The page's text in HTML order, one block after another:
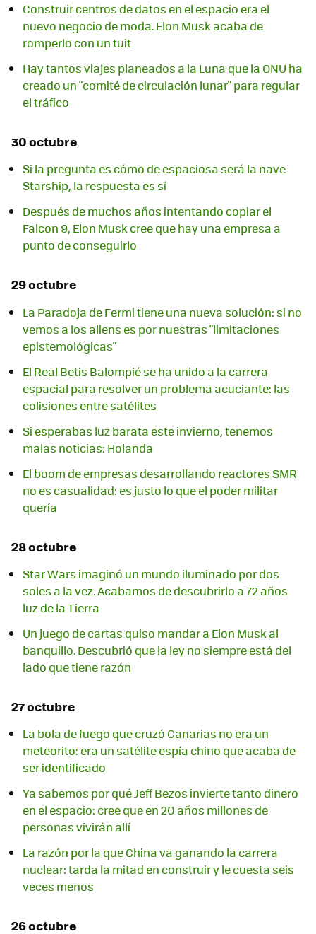
Construir centros de datos en el espacio era el
nuevo negocio de moda. Elon Musk acaba de
romperlo con un tuit
Hay tantos viajes planeados a la Luna que la ONU ha
creado un "comité de circulación lunar" para regular
el tráfico
30 octubre
Si la pregunta es cómo de espaciosa será la nave
Starship, la respuesta es sí
Después de muchos años intentando copiar el
Falcon 9, Elon Musk cree que hay una empresa a
punto de conseguirlo
29 octubre
La Paradoja de Fermi tiene una nueva solución: si no
vemos a los aliens es por nuestras "limitaciones
epistemológicas"
El Real Betis Balompié se ha unido a la carrera
espacial para resolver un problema acuciante: las
colisiones entre satélites
Si esperabas luz barata este invierno, tenemos
malas noticias: Holanda
El boom de empresas desarrollando reactores SMR
no es casualidad: es justo lo que el poder militar
quería
28 octubre
Star Wars imaginó un mundo iluminado por dos
soles a la vez. Acabamos de descubrirlo a 72 años
luz de la Tierra
Un juego de cartas quiso mandar a Elon Musk al
banquillo. Descubrió que la ley no siempre está del
lado que tiene razón
27 octubre
La bola de fuego que cruzó Canarias no era un
meteorito: era un satélite espía chino que acaba de
ser identificado
Ya sabemos por qué Jeff Bezos invierte tanto dinero
en el espacio: cree que en 20 años millones de
personas vivirán allí
La razón por la que China va ganando la carrera
nuclear: tarda la mitad en construir y le cuesta seis
veces menos
26 octubre